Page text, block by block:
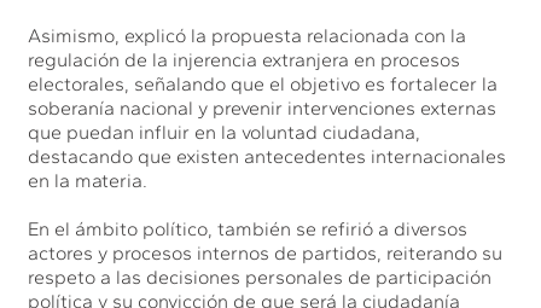
Asimismo, explicó la propuesta relacionada con la
regulación de la injerencia extranjera en procesos
electorales, señalando que el objetivo es fortalecer la
soberanía nacional y prevenir intervenciones externas
que puedan influir en la voluntad ciudadana,
destacando que existen antecedentes internacionales
en la materia.
En el ámbito político, también se refirió a diversos
actores y procesos internos de partidos, reiterando su
respeto a las decisiones personales de participación
política y su convicción de que será la ciudadanía